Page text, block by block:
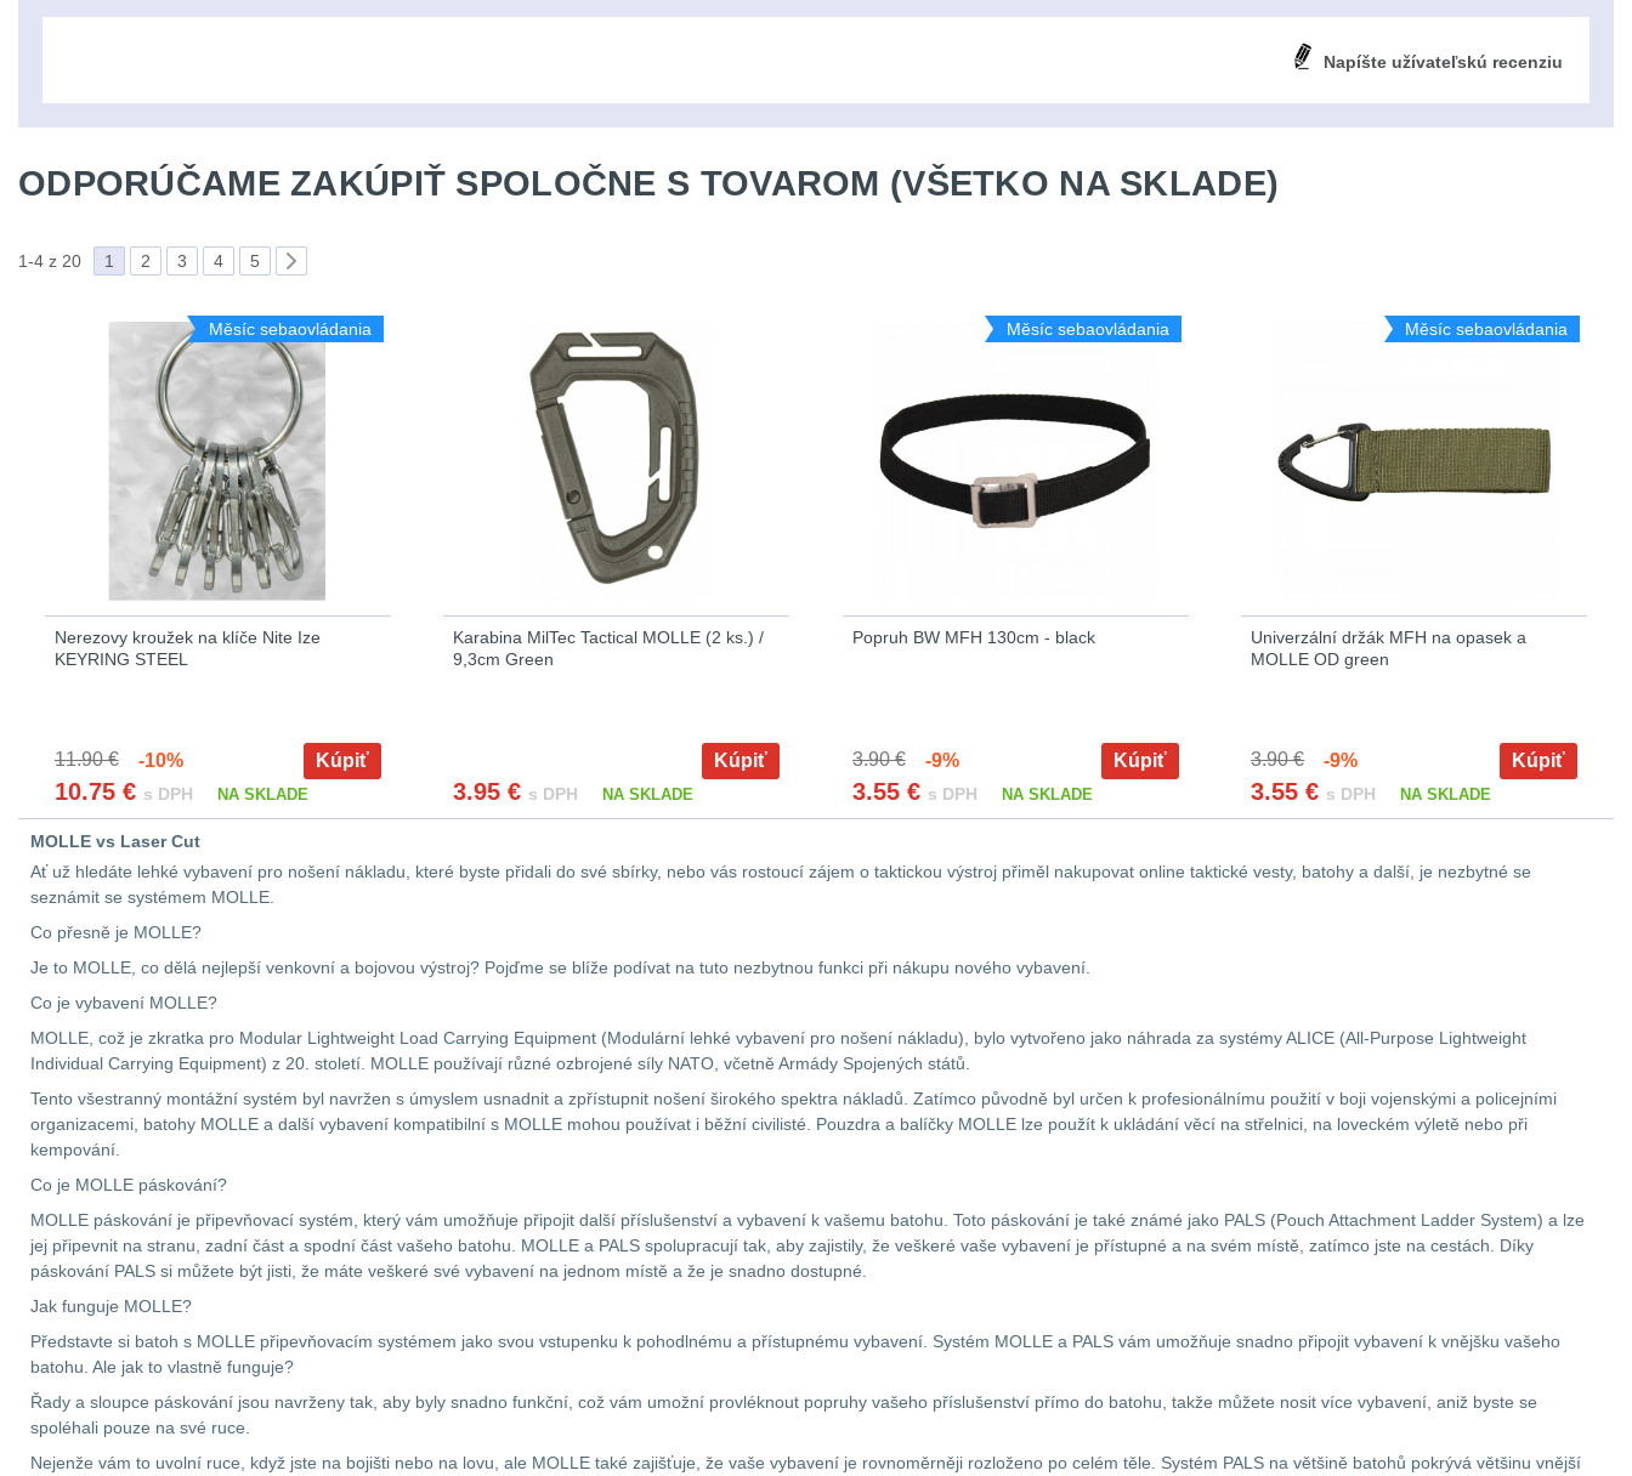
Napíšte užívateľskú recenziu
ODPORÚČAME ZAKÚPIŤ SPOLOČNE S TOVAROM (VŠETKO NA SKLADE)
1-4 z 20 1 2 3 4 5
Měsíc sebaovládania
Nerezovy kroužek na klíče Nite Ize
KEYRING STEEL
11.90 €-10% Kúpiť
10.75 € s DPH NA SKLADE
Karabina MilTec Tactical MOLLE (2 ks.) /
9,3cm Green
Kúpiť
3.95 € s DPH NA SKLADE
Měsíc sebaovládania
Popruh BW MFH 130cm - black
3.90 €-9% Kúpiť
3.55 € s DPH NA SKLADE
Měsíc sebaovládania
Univerzální držák MFH na opasek a
MOLLE OD green
3.90 €-9% Kúpiť
3.55 € s DPH NA SKLADE
MOLLE vs Laser Cut
Ať už hledáte lehké vybavení pro nošení nákladu, které byste přidali do své sbírky, nebo vás rostoucí zájem o taktickou výstroj přiměl nakupovat online taktické vesty, batohy a další, je nezbytné se
seznámit se systémem MOLLE.
Co přesně je MOLLE?
Je to MOLLE, co dělá nejlepší venkovní a bojovou výstroj? Pojďme se blíže podívat na tuto nezbytnou funkci při nákupu nového vybavení.
Co je vybavení MOLLE?
MOLLE, což je zkratka pro Modular Lightweight Load Carrying Equipment (Modulární lehké vybavení pro nošení nákladu), bylo vytvořeno jako náhrada za systémy ALICE (All-Purpose Lightweight
Individual Carrying Equipment) z 20. století. MOLLE používají různé ozbrojené síly NATO, včetně Armády Spojených států.
Tento všestranný montážní systém byl navržen s úmyslem usnadnit a zpřístupnit nošení širokého spektra nákladů. Zatímco původně byl určen k profesionálnímu použití v boji vojenskými a policejními
organizacemi, batohy MOLLE a další vybavení kompatibilní s MOLLE mohou používat i běžní civilisté. Pouzdra a balíčky MOLLE lze použít k ukládání věcí na střelnici, na loveckém výletě nebo při
kempování.
Co je MOLLE páskování?
MOLLE páskování je připevňovací systém, který vám umožňuje připojit další příslušenství a vybavení k vašemu batohu. Toto páskování je také známé jako PALS (Pouch Attachment Ladder System) a lze
jej připevnit na stranu, zadní část a spodní část vašeho batohu. MOLLE a PALS spolupracují tak, aby zajistily, že veškeré vaše vybavení je přístupné a na svém místě, zatímco jste na cestách. Díky
páskování PALS si můžete být jisti, že máte veškeré své vybavení na jednom místě a že je snadno dostupné.
Jak funguje MOLLE?
Představte si batoh s MOLLE připevňovacím systémem jako svou vstupenku k pohodlnému a přístupnému vybavení. Systém MOLLE a PALS vám umožňuje snadno připojit vybavení k vnějšku vašeho
batohu. Ale jak to vlastně funguje?
Řady a sloupce páskování jsou navrženy tak, aby byly snadno funkční, což vám umožní provléknout popruhy vašeho příslušenství přímo do batohu, takže můžete nosit více vybavení, aniž byste se
spoléhali pouze na své ruce.
Nejenže vám to uvolní ruce, když jste na bojišti nebo na lovu, ale MOLLE také zajišťuje, že vaše vybavení je rovnoměrněji rozloženo po celém těle. Systém PALS na většině batohů pokrývá většinu vnější